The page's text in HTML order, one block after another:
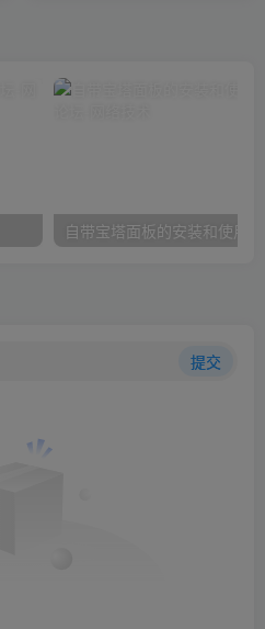
自带宝塔面板的安装和使用
提交